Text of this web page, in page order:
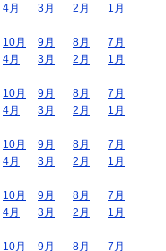
4月 3月 2月
1月
10月 9月 8月
7月
4月 3月 2月
1月
10月 9月 8月
7月
4月 3月 2月
1月
10月 9月 8月
7月
4月 3月 2月
1月
10月 9月 8月
7月
4月 3月 2月
1月
10月 9月 8月 7月